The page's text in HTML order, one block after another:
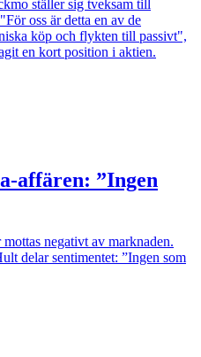
ställer sig tveksam till
oss är detta en av de
köp och flykten till passivt",
en kort position i aktien.
affären: ”Ingen
negativt av marknaden.
delar sentimentet: ”Ingen som